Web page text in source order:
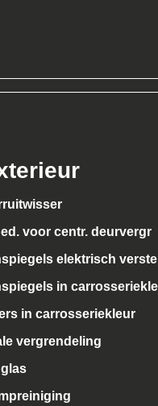
voor centr. deurvergr
elektrisch
in
in carrosseriekleur
vergrendeling